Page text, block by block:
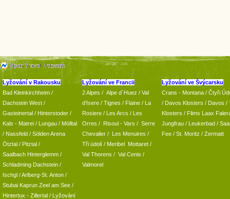
Lyžování v Rakousku
Bad Kleinkirchheim /
Dachstein West /
Gasteinertal / Hinterstoder /
Kals - Matrei / Lungau / Mölltal
/ Nassfeld / Sölden Arena
Ötztal / Pitztal /
Saalbach Hinterglemm /
Schladming Dachstein /
Ischgl /Arlberg-St. Anton /
Stubai Kaprun Zeel am See /
Hintertux - Zillertal / Lyžování
Lyžování ve Francii
2 Alpes / Alpe d´Huez / Val
d’Isere / Tignes / Flaine / La
Rosiere / Les Arcs / Les
Orres / Risoul - Vars / Serre
Chevalier / Les Menuires /
Tři údolí / Meribel Mottaret /
Val Thorens / Val Cenis /
Valmorel
Lyžování ve Švýcarsku
Crans - Montana / Čtyři
/ Davos Klosters / Davos /
Klosters / Flims Laax
Jungfrau / Leukerbad /
Fee / St. Moritz / Zermatt